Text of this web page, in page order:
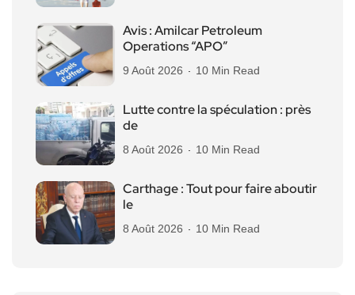
Avis : Amilcar Petroleum
Operations “APO”
9 Août 2026 10 Min Read
Lutte contre la spéculation : près
de
8 Août 2026 10 Min Read
Carthage : Tout pour faire aboutir
le
8 Août 2026 10 Min Read